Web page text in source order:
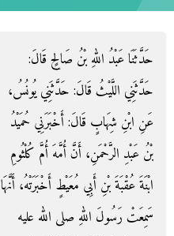
حَدَّثَنَا عَبْدُ اللهِ بْنُ صَالِحٍ قَالَ‏:‏
حَدَّثَنِي اللَّيْثُ قَالَ‏:‏ حَدَّثَنِي يُونُسُ،
عَنِ ابْنِ شِهَابٍ قَالَ‏:‏ أَخْبَرَنِي حُمَيْدُ
بْنُ عَبْدِ الرَّحْمَنِ، أَنَّ أُمَّهَ أُمَّ كُلْثُومِ
ابْنَةَ عُقْبَةَ بْنِ أَبِي مُعَيْطٍ أَخْبَرَتْهُ، أَنَّهَا
سَمِعَتْ رَسُولَ اللهِ صلى الله عليه